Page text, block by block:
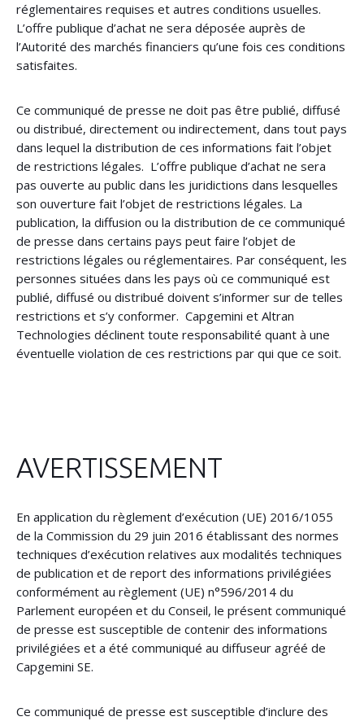
réglementaires requises et autres conditions usuelles.
L’offre publique d’achat ne sera déposée auprès de
l’Autorité des marchés financiers qu’une fois ces conditions
satisfaites.
Ce communiqué de presse ne doit pas être publié, diffusé
ou distribué, directement ou indirectement, dans tout pays
dans lequel la distribution de ces informations fait l’objet
de restrictions légales. L’offre publique d’achat ne sera
pas ouverte au public dans les juridictions dans lesquelles
son ouverture fait l’objet de restrictions légales. La
publication, la diffusion ou la distribution de ce communiqué
de presse dans certains pays peut faire l’objet de
restrictions légales ou réglementaires. Par conséquent, les
personnes situées dans les pays où ce communiqué est
publié, diffusé ou distribué doivent s’informer sur de telles
restrictions et s’y conformer. Capgemini et Altran
Technologies déclinent toute responsabilité quant à une
éventuelle violation de ces restrictions par qui que ce soit.
AVERTISSEMENT
En application du règlement d’exécution (UE) 2016/1055
de la Commission du 29 juin 2016 établissant des normes
techniques d’exécution relatives aux modalités techniques
de publication et de report des informations privilégiées
conformément au règlement (UE) n°596/2014 du
Parlement européen et du Conseil, le présent communiqué
de presse est susceptible de contenir des informations
privilégiées et a été communiqué au diffuseur agréé de
Capgemini SE.
Ce communiqué de presse est susceptible d’inclure des